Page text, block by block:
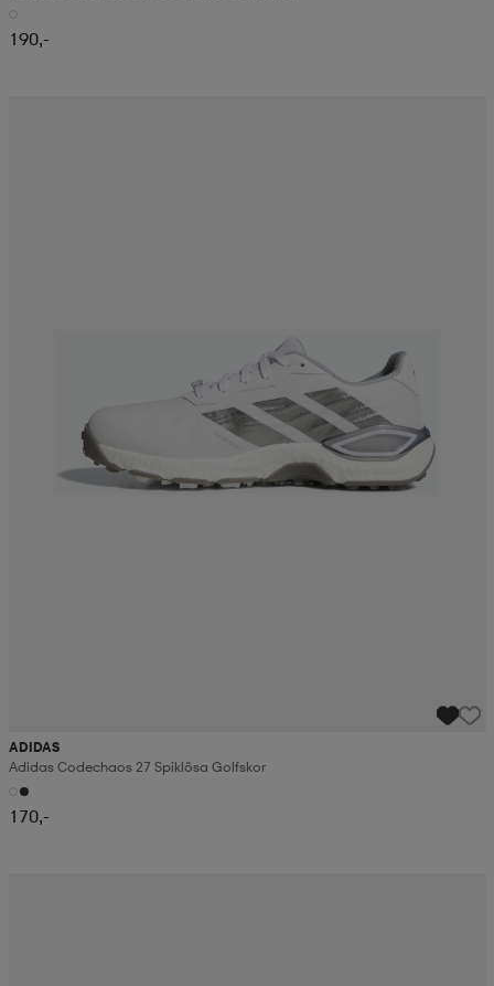
190,-
ADIDAS
Adidas Codechaos 27 Spiklösa Golfskor
170,-